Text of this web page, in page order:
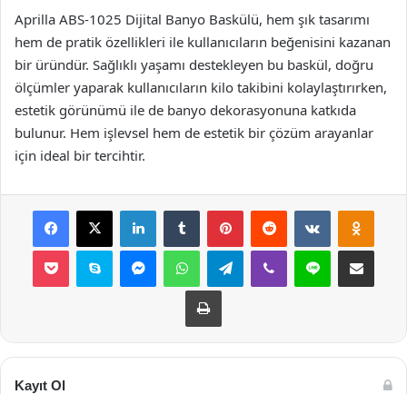
Aprilla ABS-1025 Dijital Banyo Baskülü, hem şık tasarımı
hem de pratik özellikleri ile kullanıcıların beğenisini kazanan
bir üründür. Sağlıklı yaşamı destekleyen bu baskül, doğru
ölçümler yaparak kullanıcıların kilo takibini kolaylaştırırken,
estetik görünümü ile de banyo dekorasyonuna katkıda
bulunur. Hem işlevsel hem de estetik bir çözüm arayanlar
için ideal bir tercihtir.
Facebook
X LinkedInTumblr PinterestReddit VKontakte
Pocket Skype MessengerWhatsAppTelegramViber Line E-Posta ile
Yazdır
Kayıt Ol